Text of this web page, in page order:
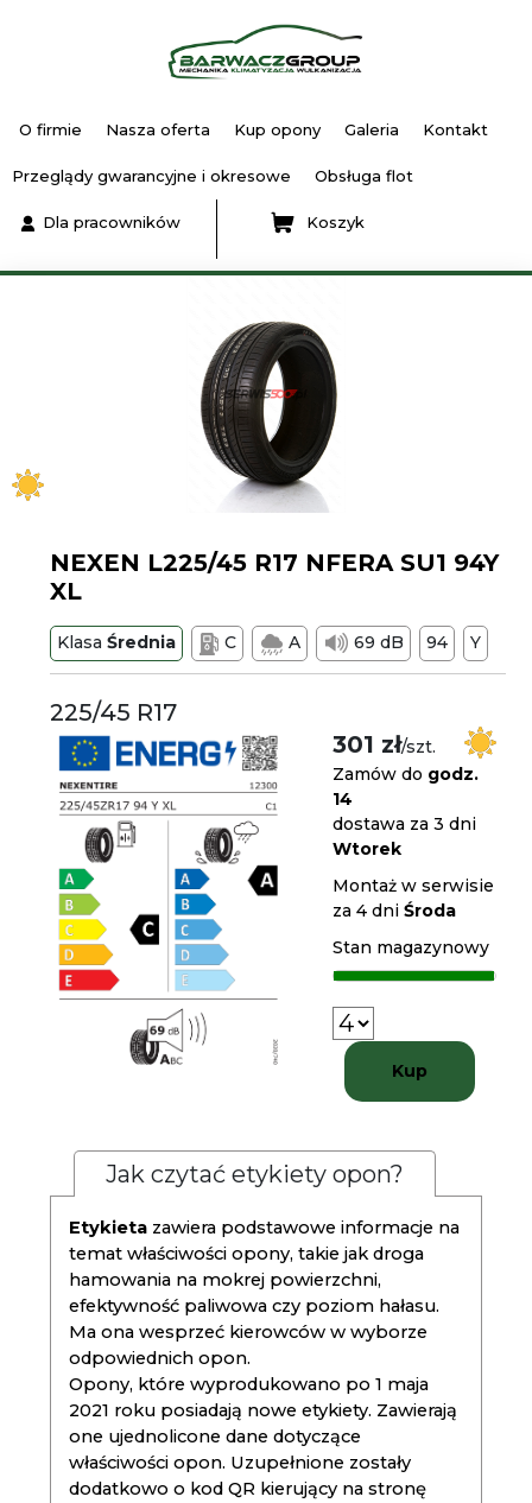
O firmie Nasza oferta Kup opony Galeria Kontakt
Przeglądy gwarancyjne i okresowe Obsługa flot
Dla pracowników Koszyk
NEXEN L225/45 R17 NFERA SU1 94Y
XL
KlasaŚrednia C A 69 dB 94 Y
225/45 R17
301 zł/szt.
Zamów do godz.
14
dostawa za 3 dni
Wtorek
Montaż w serwisie
za 4 dniŚroda
Stan magazynowy
Kup
Jak czytać etykiety opon?
Etykieta zawiera podstawowe informacje na
temat właściwości opony, takie jak droga
hamowania na mokrej powierzchni,
efektywność paliwowa czy poziom hałasu.
Ma ona wesprzeć kierowców w wyborze
odpowiednich opon.
Opony, które wyprodukowano po 1 maja
2021 roku posiadają nowe etykiety. Zawierają
one ujednolicone dane dotyczące
właściwości opon. Uzupełnione zostały
dodatkowo o kod QR kierujący na stronę